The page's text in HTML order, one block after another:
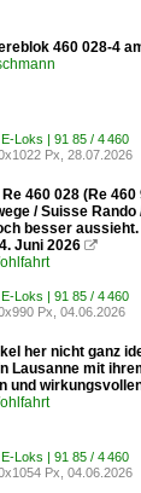
460 028-4
E-Loks | 91 85 / 4
Px, 28.07.2026
Re 460 028 (Re
/ Suisse
besser
Juni 2026 
E-Loks | 91 85 / 4
Px, 04.06.2026
her nicht ganz
Lausanne mit
und
E-Loks | 91 85 / 4
Px, 04.06.2026